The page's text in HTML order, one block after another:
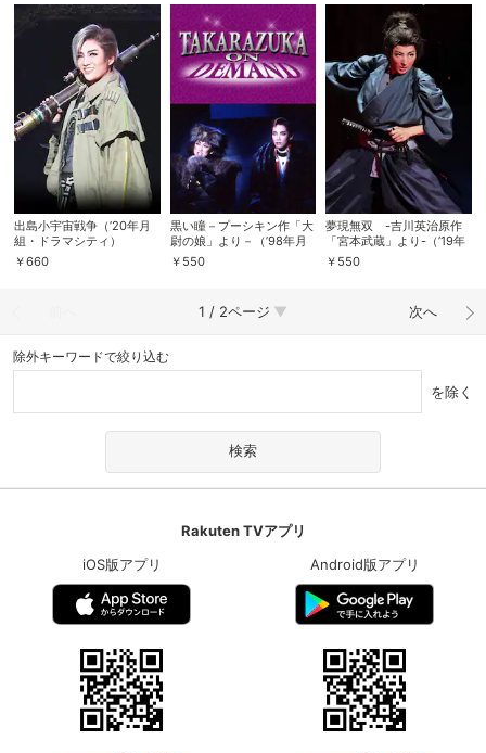
出島小宇宙戦争（’20年月
組・ドラマシティ）
￥660
黒い瞳－プーシキン作「大
尉の娘」より－（’98年月
組・宝塚）
￥ 550
夢現無双 -吉川英治原作
「宮本武蔵」より-（’19年
月組・東京・千秋楽）
￥ 550
1 / 2ページ 次へ
除外キーワードで絞り込む
を除く
Rakuten TVアプリ
iOS版アプリ
Android版アプリ